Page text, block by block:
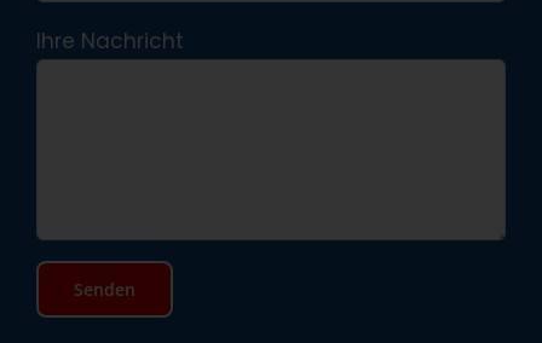
Ihre Nachricht